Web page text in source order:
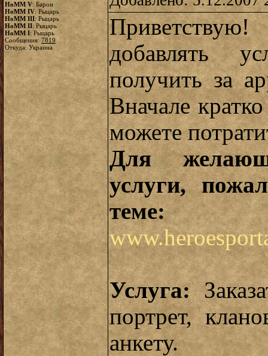
HoMM V: Барон
HoMM IV: Рыцарь
HoMM III: Рыцарь
HoMM II: Рыцарь
HoMM I: Рыцарь
Сообщения: 7819
Откуда: Украина
добавлять
получить за
Вначале
можете
Для
услуги,
теме:
Услуга:
портрет,
анкету.